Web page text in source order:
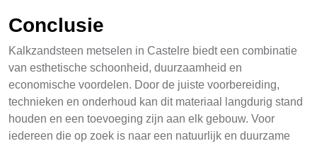
Conclusie
Kalkzandsteen metselen in Castelre biedt een combinatie
van esthetische schoonheid, duurzaamheid en
economische voordelen. Door de juiste voorbereiding,
technieken en onderhoud kan dit materiaal langdurig stand
houden en een toevoeging zijn aan elk gebouw. Voor
iedereen die op zoek is naar een natuurlijk en duurzame